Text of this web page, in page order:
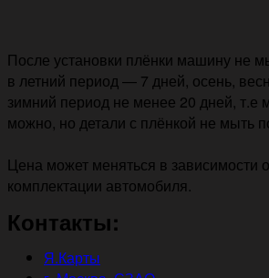
После установки плёнки машину не
в летний период — 7 дней, осень,
зимний период не менее 20 дней, т.е
можно, но детали с плёнкой не мыть
Цена может меняться в зависимости
комплектации автомобиля.
Контакты:
Я.Карты